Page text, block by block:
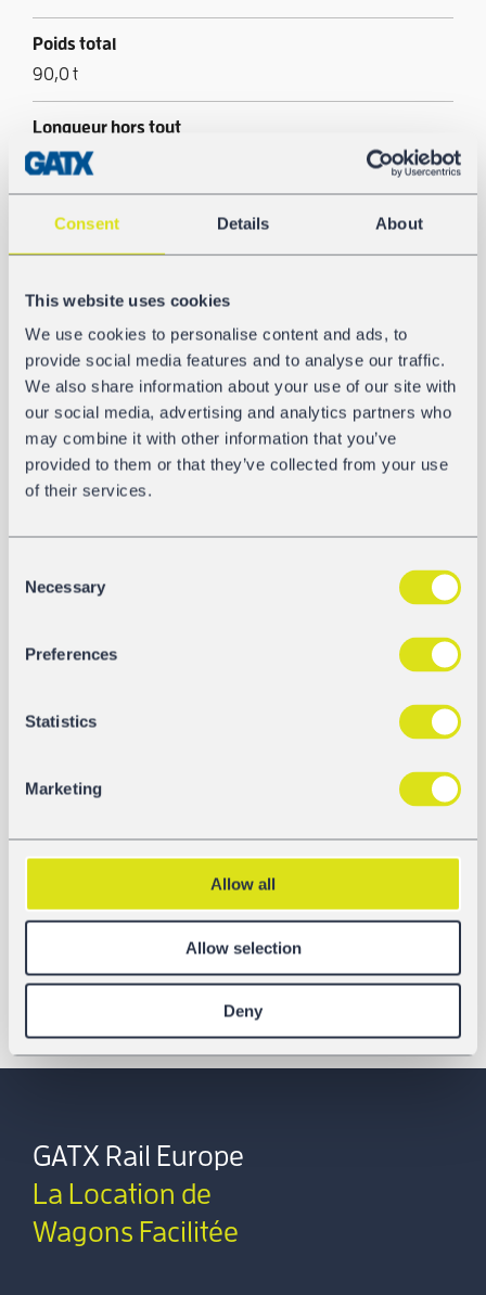
Consent Details About
This website uses cookies
We use cookies to personalise content and ads, to
provide social media features and to analyse our traffic.
We also share information about your use of our site with
our social media, advertising and analytics partners who
may combine it with other information that you’ve
provided to them or that they’ve collected from your use
of their services.
Selection
Necessary
Preferences
Statistics
Marketing
Allow all
Allow selection
Deny
Poids total
90,0 t
Longueur hors tout
18.000 mm
Pression d’épreuve
27 bar
Pare soleil
Non
Température basse de service
-40 °C
GALERIE
GATX Rail Europe
La Location de
Wagons Facilitée